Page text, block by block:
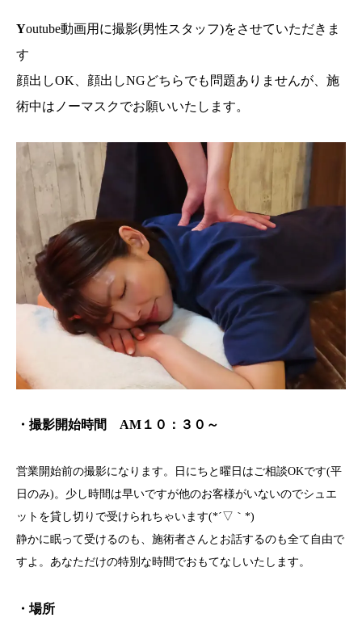
Youtube動画用に撮影(男性スタッフ)をさせていただきま
す
顔出しOK、顔出しNGどちらでも問題ありませんが、施
術中はノーマスクでお願いいたします。
・撮影開始時間 AM１０：３０～
営業開始前の撮影になります。日にちと曜日はご相談OKです(平
日のみ)。少し時間は早いですが他のお客様がいないのでシュエ
ットを貸し切りで受けられちゃいます(*´▽｀*)
静かに眠って受けるのも、施術者さんとお話するのも全て自由で
すよ。あなただけの特別な時間でおもてなしいたします。
・場所